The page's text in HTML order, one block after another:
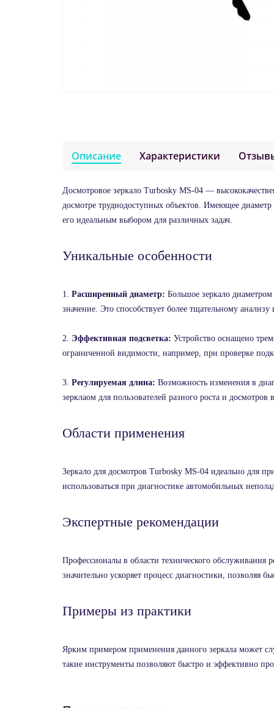
Описание Характеристики
Досмотровое зеркало Turbosky MS-04 —
досмотре труднодоступных объектов. Имеющее
его идеальным выбором для различных задач.
Уникальные особенности
1. Расширенный диаметр: Большое зеркало
значение. Это способствует более тщательному
2. Эффективная подсветка: Устройство оснащено
ограниченной видимости, например, при проверке
3. Регулируемая длина: Возможность изменения в
зерклаом для пользователей разного роста и досмотров
Области применения
Зеркало для досмотров Turbosky MS-04 идеально для
использоваться при диагностике автомобильных
Экспертные рекомендации
Профессионалы в области технического обслуживания
значительно ускоряет процесс диагностики, позволяя
Примеры из практики
Ярким примером применения данного зеркала может
такие инструменты позволяют быстро и эффективно